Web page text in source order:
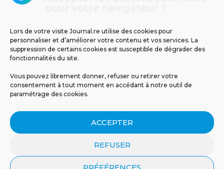
Lors de votre visite Journal.re utilise des cookies pour
personnaliser et d’améliorer votre contenu et vos services. La
suppression de certains cookies est susceptible de dégrader des
fonctionnalités du site.
Vous pouvez librement donner, refuser ou retirer votre
consentement à tout moment en accédant à notre outil de
paramétrage des cookies.
ACCEPTER
REFUSER
PRÉFÉRENCES
MENTIONS LÉGALES PUBLICITÉ
BLOG
NOS ÉMISSIONS
POLITIQUE DE CONFIDENTIALITÉ
CONTACT